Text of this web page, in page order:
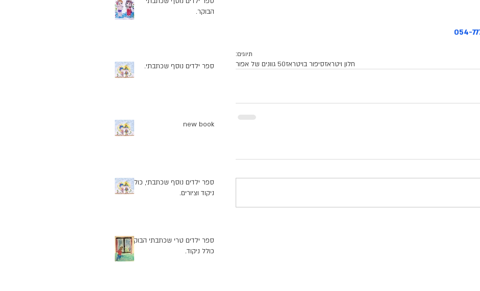
הבוקר.
ספר ילדים נוסף שכתבתי.
new book
ספר ילדים נוסף שכתבתי, כולל
ניקוד וציורים.
ספר ילדים טרי שכתבתי הבוקר
כולל ניקוד.
תיוגים:
חלון ויטראזסיפור בויטראז50 גוונים של אפור